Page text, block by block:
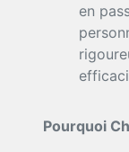
en
Pourquoi